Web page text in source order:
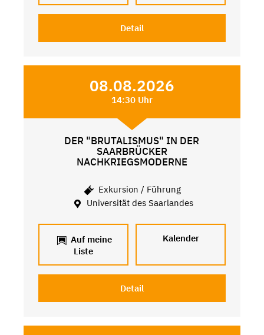
Detail
08.08.2026
14:30 Uhr
DER "BRUTALISMUS" IN DER
SAARBRÜCKER
NACHKRIEGSMODERNE
Exkursion / Führung
Universität des Saarlandes
Auf meine
Liste
Kalender
Detail